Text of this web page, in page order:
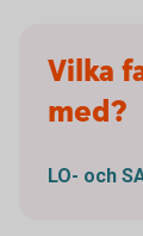
Vilka
med?
LO- och